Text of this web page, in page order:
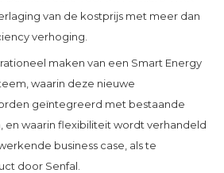
van de kostprijs met meer dan
verhoging.
maken van een Smart Energy
waarin deze nieuwe
geïntegreerd met bestaande
en waarin flexibiliteit wordt verhandeld
business case, als te
door Senfal.